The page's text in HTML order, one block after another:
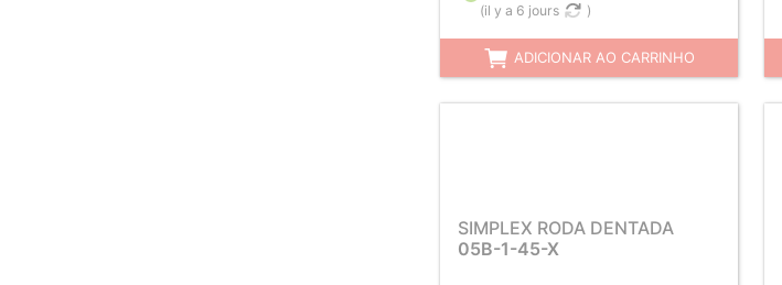
(il y a 6 jours )
ADICIONAR AO CARRINHO
SIMPLEX RODA DENTADA
05B-1-45-X